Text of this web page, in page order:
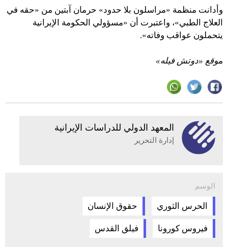
وأدانت منظمة «مراسلون بلا حدود» حرمان آبتين من «حقه في
العلاج الطبي»، واعتبرت أن «مسؤولي الحكومة الإيرانية
يتحملون عواقب وفاته».
موقع «دوتش فيله»
المعهد الدولي للدراسات الإيرانية
إدارة التحرير
الوسم
الحرس الثوري حقوق الإنسان
فيروس كورونا فيلق القدس